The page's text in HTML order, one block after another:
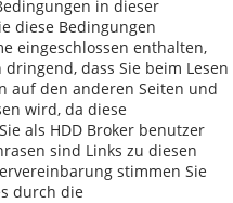
in dieser
diese Bedingungen
eingeschlossen enthalten,
dass Sie beim Lesen
auf den anderen Seiten und
wird, da diese
als HDD Broker benutzer
sind Links zu diesen
stimmen Sie
durch die